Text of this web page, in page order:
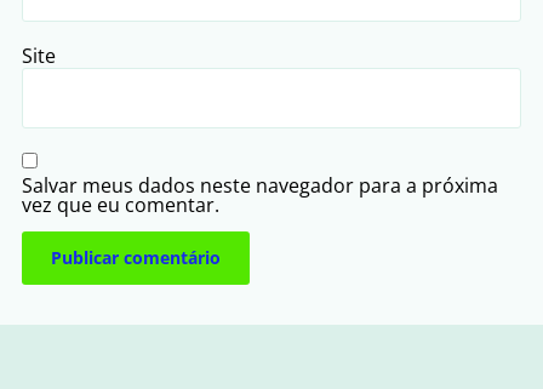
Site
Salvar meus dados neste navegador para a próxima
vez que eu comentar.